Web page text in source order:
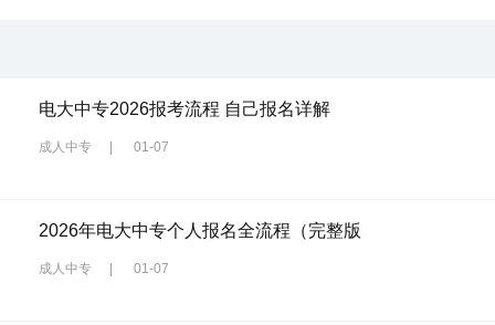
电大中专2026报考流程 自己报名详解
成人中专 01-07
2026年电大中专个人报名全流程（完整版
成人中专 | 01-07